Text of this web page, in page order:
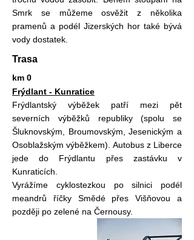
Smrk se můžeme osvěžit z několika
pramenů a podél Jizerských hor také bývá
vody dostatek.
Trasa
km 0
Frýdlant - Kunratice
Frýdlantský výběžek patří mezi pět
severních výběžků republiky (spolu se
Šluknovským, Broumovským, Jesenickým a
Osoblažským výběžkem). Autobus z Liberce
jede do Frýdlantu přes zastávku v
Kunraticích.
Vyrážíme cyklostezkou po silnici podél
meandrů říčky Smědé přes Višňovou a
později po zelené na Černousy.